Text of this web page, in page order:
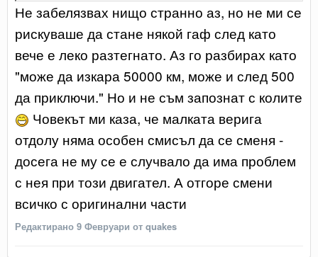
Не забелязвах нищо странно аз, но не ми се
рискуваше да стане някой гаф след като
вече е леко разтегнато. Аз го разбирах като
"може да изкара 50000 км, може и след 500
да приключи." Но и не съм запознат с колите
Човекът ми каза, че малката верига
отдолу няма особен смисъл да се сменя -
досега не му се е случвало да има проблем
с нея при този двигател. А отгоре смени
всичко с оригинални части
Редактирано 9 Февруари от quakes